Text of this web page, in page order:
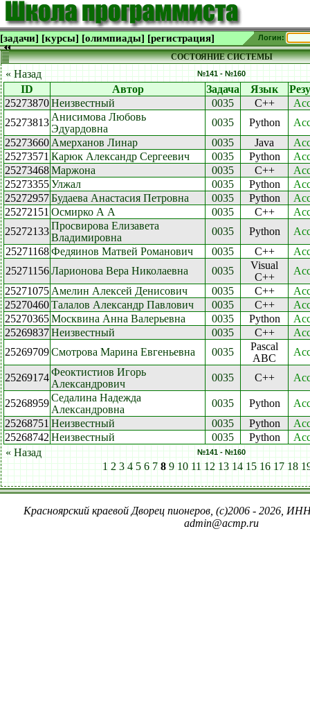
[задачи] [курсы] [олимпиады] [регистрация] Логин:
СОСТОЯНИЕ СИСТЕМЫ
« Назад №141 - №160
ID Автор Задача Язык
25273870Неизвестный 0035 C++
25273813 Анисимова Любовь
Эдуардовна
0035 Python
25273660 Амерханов Линар 0035 Java
25273571 Карюк Александр Сергеевич 0035 Python
25273468Маржона 0035 C++
25273355Улжал 0035 Python
25272957Будаева Анастасия Петровна 0035 Python
25272151 Осмирко А А 0035 C++
25272133Просвирова Елизавета
Владимировна
0035 Python
25271168 Федяинов Матвей Романович 0035 C++
25271156 Ларионова Вера Николаевна 0035
Visual
C++
25271075 Амелин Алексей Денисович 0035 C++
25270460Талалов Александр Павлович 0035 C++
25270365Москвина Анна Валерьевна 0035 Python
25269837Неизвестный 0035 C++
25269709Смотрова Марина Евгеньевна 0035
Pascal
ABC
25269174Феоктистиов Игорь
Александрович
0035 C++
25268959Седалина Надежда
Александровна
0035 Python
25268751 Неизвестный 0035 Python
25268742 Неизвестный 0035 Python
« Назад
№141 - №160
1 2 3 4 5 6 7 8 9 10 11 12 13 14 15 16 17 18
Красноярский краевой Дворец пионеров, (c)2006 - 2026,
admin@acmp.ru